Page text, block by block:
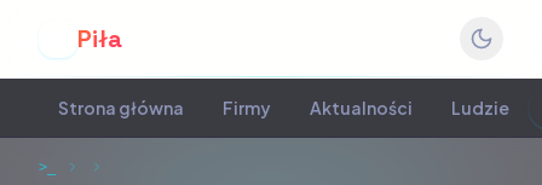
Piła
Strona główna Firmy Aktualności Ludzie
>_